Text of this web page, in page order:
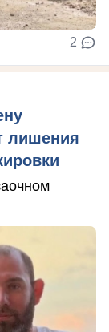
2
лишения